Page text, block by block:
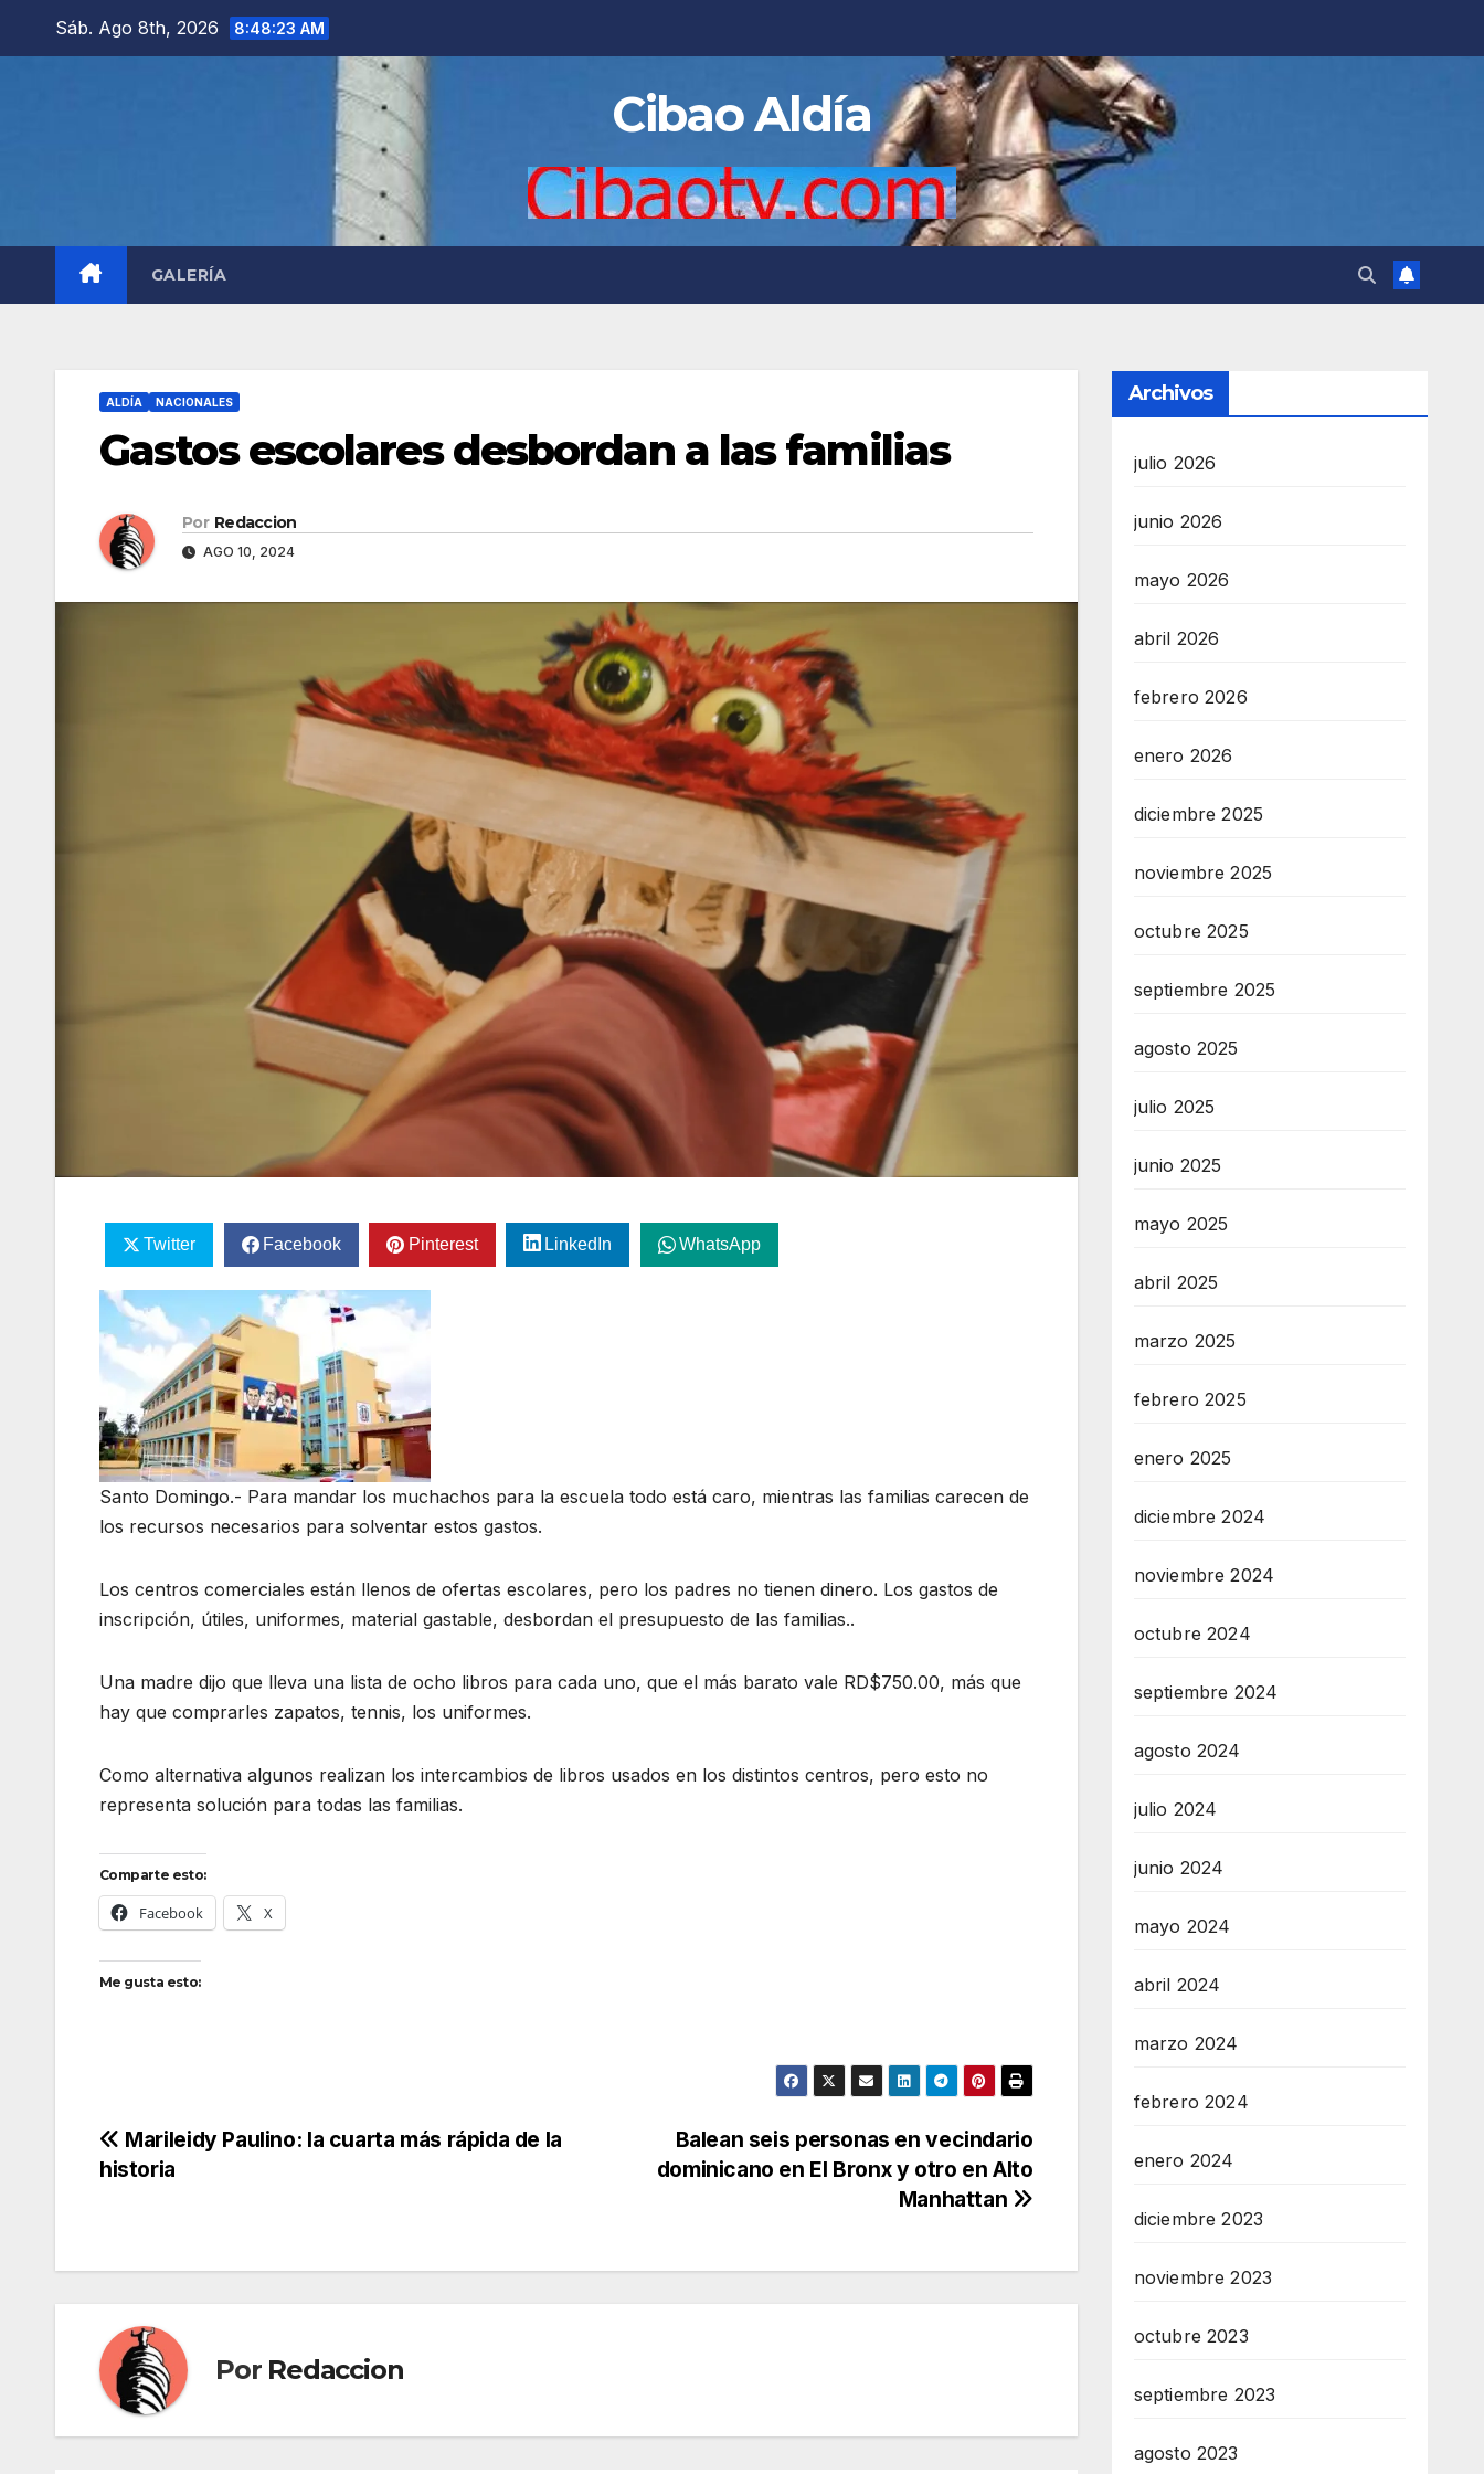
Sáb. Ago 8th, 2026 8:48:25 AM
Cibao Aldía
GALERÍA
ALDÍA NACIONALES
Gastos escolares desbordan a las familias
Por Redaccion
AGO 10, 2024
Twitter Facebook Pinterest LinkedIn WhatsApp
Santo Domingo.- Para mandar los muchachos para la escuela todo está caro, mientras las familias carecen de
los recursos necesarios para solventar estos gastos.
Los centros comerciales están llenos de ofertas escolares, pero los padres no tienen dinero. Los gastos de
inscripción, útiles, uniformes, material gastable, desbordan el presupuesto de las familias..
Una madre dijo que lleva una lista de ocho libros para cada uno, que el más barato vale RD$750.00, más que
hay que comprarles zapatos, tennis, los uniformes.
Como alternativa algunos realizan los intercambios de libros usados en los distintos centros, pero esto no
representa solución para todas las familias.
Comparte esto:
Facebook X
Me gusta esto:
Navegación
Balean seis personas en vecindario
dominicano en El Bronx y otro en Alto
Manhattan
Marileidy Paulino: la cuarta más rápida de la
historia
Por Redaccion
Archivos
julio 2026
junio 2026
mayo 2026
abril 2026
febrero 2026
enero 2026
diciembre 2025
noviembre 2025
octubre 2025
septiembre 2025
agosto 2025
julio 2025
junio 2025
mayo 2025
abril 2025
marzo 2025
febrero 2025
enero 2025
diciembre 2024
noviembre 2024
octubre 2024
septiembre 2024
agosto 2024
julio 2024
junio 2024
mayo 2024
abril 2024
marzo 2024
febrero 2024
enero 2024
diciembre 2023
noviembre 2023
octubre 2023
septiembre 2023
agosto 2023